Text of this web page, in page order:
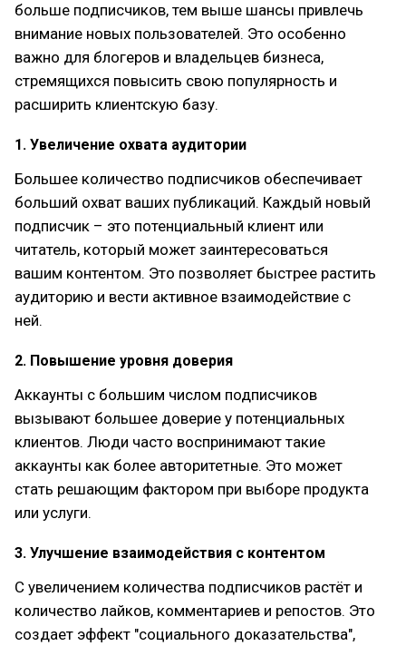
больше подписчиков, тем выше шансы привлечь
внимание новых пользователей. Это особенно
важно для блогеров и владельцев бизнеса,
стремящихся повысить свою популярность и
расширить клиентскую базу.
1. Увеличение охвата аудитории
Большее количество подписчиков обеспечивает
больший охват ваших публикаций. Каждый новый
подписчик – это потенциальный клиент или
читатель, который может заинтересоваться
вашим контентом. Это позволяет быстрее растить
аудиторию и вести активное взаимодействие с
ней.
2. Повышение уровня доверия
Аккаунты с большим числом подписчиков
вызывают большее доверие у потенциальных
клиентов. Люди часто воспринимают такие
аккаунты как более авторитетные. Это может
стать решающим фактором при выборе продукта
или услуги.
3. Улучшение взаимодействия с контентом
С увеличением количества подписчиков растёт и
количество лайков, комментариев и репостов. Это
создает эффект "социального доказательства",